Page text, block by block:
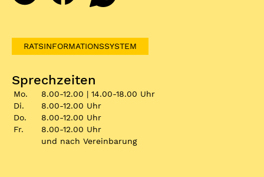
RATSINFORMATIONSSYSTEM
Sprechzeiten
Mo.
8.00-12.00 | 14.00-18.00 Uhr
Di.
8.00-12.00 Uhr
Do.
8.00-12.00 Uhr
Fr.
8.00-12.00 Uhr
und nach Vereinbarung